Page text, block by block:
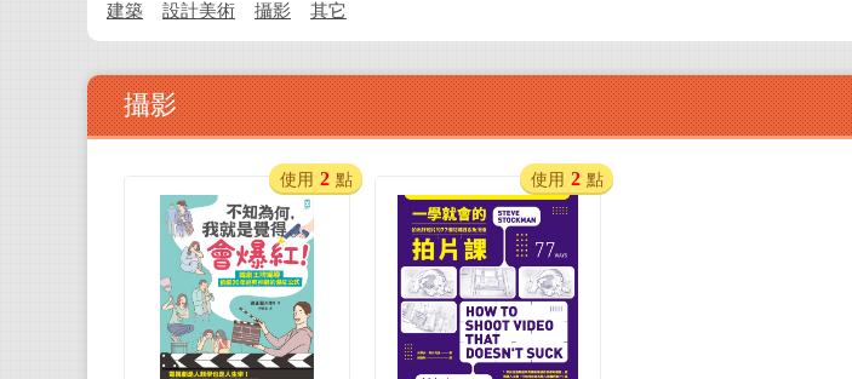
建築 設計美術 攝影 其它
攝影
使用 2 點 使用 2 點